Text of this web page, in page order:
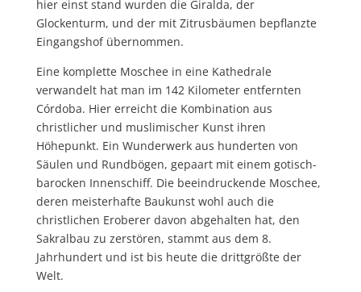
hier einst stand wurden die Giralda, der
Glockenturm, und der mit Zitrusbäumen bepflanzte
Eingangshof übernommen.
Eine komplette Moschee in eine Kathedrale
verwandelt hat man im 142 Kilometer entfernten
Córdoba. Hier erreicht die Kombination aus
christlicher und muslimischer Kunst ihren
Höhepunkt. Ein Wunderwerk aus hunderten von
Säulen und Rundbögen, gepaart mit einem gotisch-
barocken Innenschiff. Die beeindruckende Moschee,
deren meisterhafte Baukunst wohl auch die
christlichen Eroberer davon abgehalten hat, den
Sakralbau zu zerstören, stammt aus dem 8.
Jahrhundert und ist bis heute die drittgrößte der
Welt.